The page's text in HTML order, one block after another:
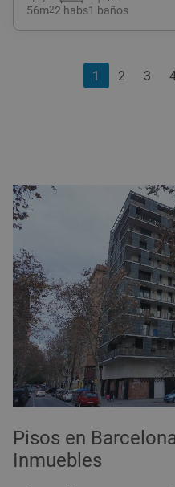
56m22 habs1 baños
1 2 3
Pisos en
Inmuebles